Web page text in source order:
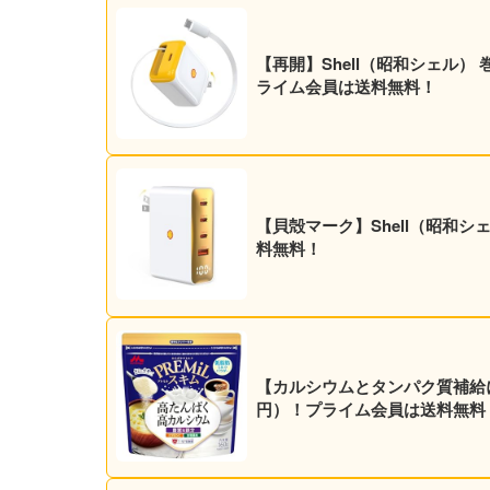
【再開】Shell（昭和シェル）
ライム会員は送料無料！
【貝殻マーク】Shell（昭和シ
料無料！
【カルシウムとタンパク質補
円）！プライム会員は送料無料